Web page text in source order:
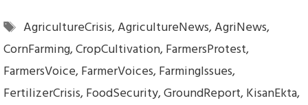
Tags
AgricultureCrisis,AgricultureNews,AgriNews,
CornFarming,CropCultivation,FarmersProtest,
FarmersVoice,FarmerVoices,FarmingIssues,
FertilizerCrisis,FoodSecurity,GroundReport,KisanEkta,